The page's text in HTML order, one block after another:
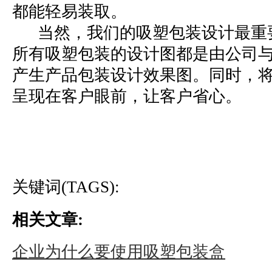
都能轻易装取。
当然，我们的吸塑包装设计最重
所有吸塑包装的设计图都是由公司
产生产品包装设计效果图。同时，
呈现在客户眼前，让客户省心。
关键词(TAGS):
相关文章:
企业为什么要使用吸塑包装盒